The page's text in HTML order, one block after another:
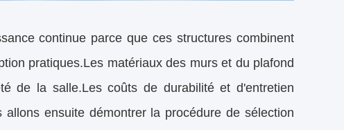
continue parce que ces structures combinent
pratiques.Les matériaux des murs et du plafond
de la salle.Les coûts de durabilité et d'entretien
ensuite démontrer la procédure de sélection